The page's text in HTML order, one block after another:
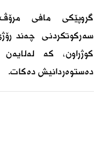
گروپێكی مافی
کوژراون، کە
دەستوەردانیش دەكات.